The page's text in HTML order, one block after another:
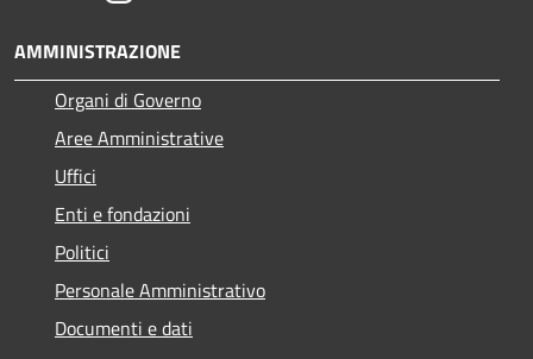
AMMINISTRAZIONE
Organi di Governo
Aree Amministrative
Uffici
Enti e fondazioni
Politici
Personale Amministrativo
Documenti e dati